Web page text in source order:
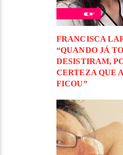
FRANCISCA
“QUANDO JÁ
DESISTIRAM,
CERTEZA QUE
FICOU”